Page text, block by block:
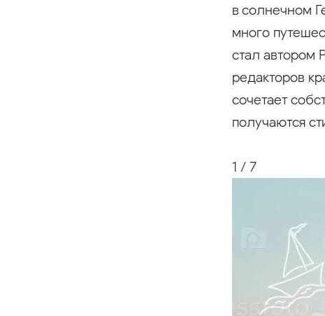
в солнечном
много
стал автором
редакторов
сочетает
получаются
1 / 7